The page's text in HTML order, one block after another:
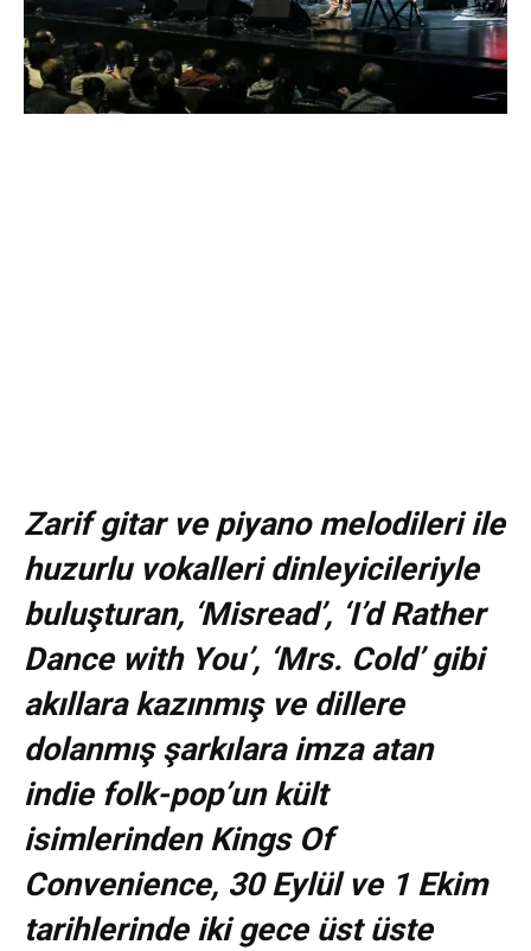
Zarif gitar ve piyano melodileri ile
huzurlu vokalleri dinleyicileriyle
buluşturan, ‘Misread’, ‘I’d Rather
Dance with You’, ‘Mrs. Cold’ gibi
akıllara kazınmış ve dillere
dolanmış şarkılara imza atan
indie folk-pop’un kült
isimlerinden Kings Of
Convenience, 30 Eylül ve 1 Ekim
tarihlerinde iki gece üst üste